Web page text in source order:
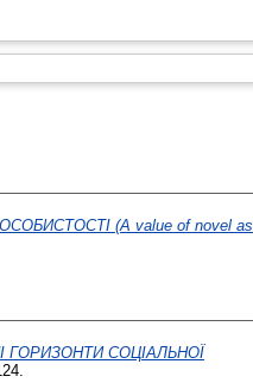
(A value of novel as
ГОРИЗОНТИ СОЦІАЛЬНОЇ